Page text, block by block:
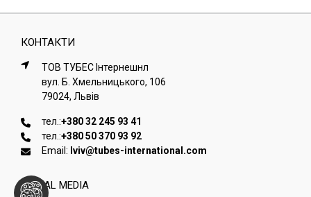
КОНТАКТИ
ТОВ ТУБЕС Iнтернешнл
вул. Б. Хмельницького, 106
79024, Львiв
тел.:+380 32 245 93 41
тел.:+380 50 370 93 92
Email: lviv@tubes-international.com
SOCIAL MEDIA